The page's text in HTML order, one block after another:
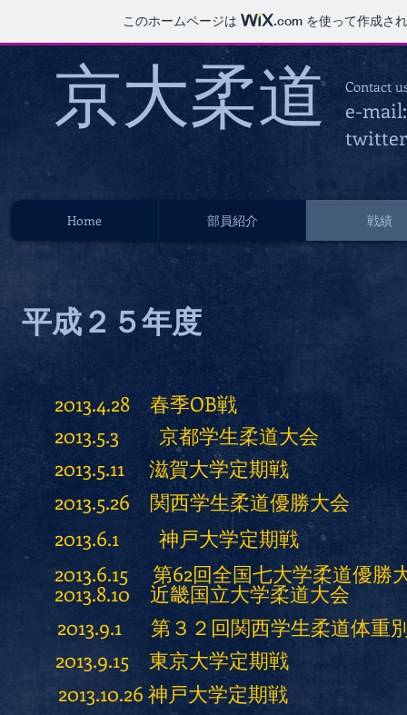
このホームページは .comを使って作成さ
京大柔​ 道 Contact
e-
Home 部員紹介 戦績
平成２５年度
2013.4.28 春季OB戦
2013.5.3 京都学生柔道大会
2013.5.11 滋賀大学定期戦
2013.5.26 関西学生柔道優勝大会
2013.6.1 神戸大学定期戦
2013.6.15 第62回全国七大学柔道優勝
2013.8.10 近畿国立大学柔道大会
2013.9.1 第３２回関西学生柔道体重
2013.9.15 東京大学定期戦
2013.10.26 神戸大学定期戦